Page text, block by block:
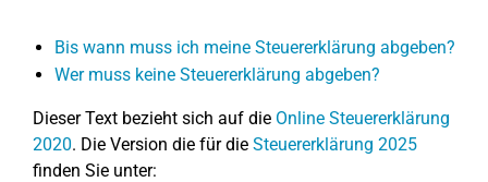
Bis wann muss ich meine Steuererklärung abgeben?
Wer muss keine Steuererklärung abgeben?
Dieser Text bezieht sich auf die Online Steuererklärung
2020. Die Version die für die Steuererklärung 2025
finden Sie unter: